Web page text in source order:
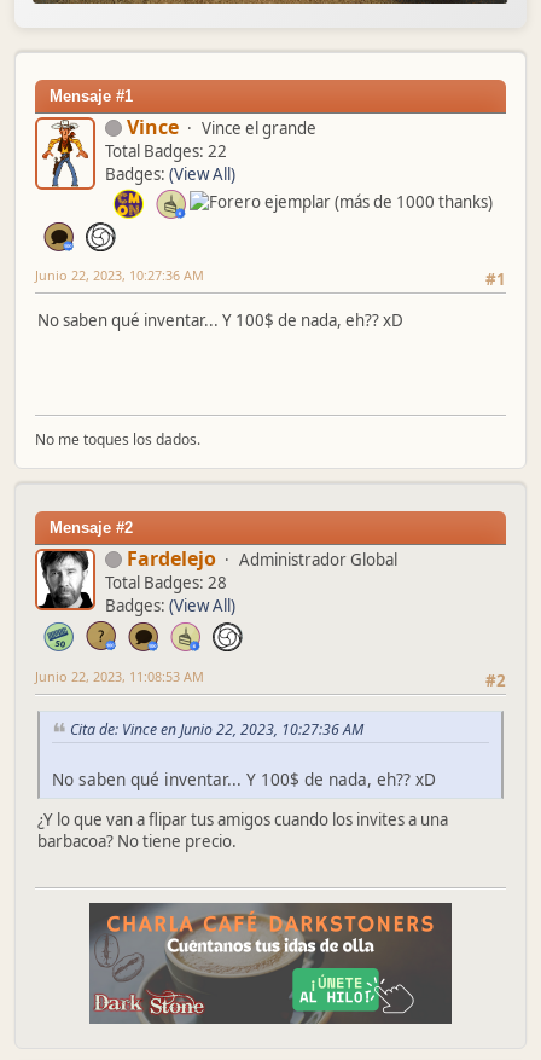
Mensaje #1
Vince
Vince el grande
Total Badges: 22
Badges: (View All)
#1
Junio 22, 2023, 10:27:36 AM
No saben qué inventar... Y 100$ de nada, eh?? xD
No me toques los dados.
Mensaje #2
Fardelejo
Administrador Global
Total Badges: 28
Badges: (View All)
#2
Junio 22, 2023, 11:08:53 AM
Cita de: Vince en Junio 22, 2023, 10:27:36 AM
No saben qué inventar... Y 100$ de nada, eh?? xD
¿Y lo que van a flipar tus amigos cuando los invites a una
barbacoa? No tiene precio.